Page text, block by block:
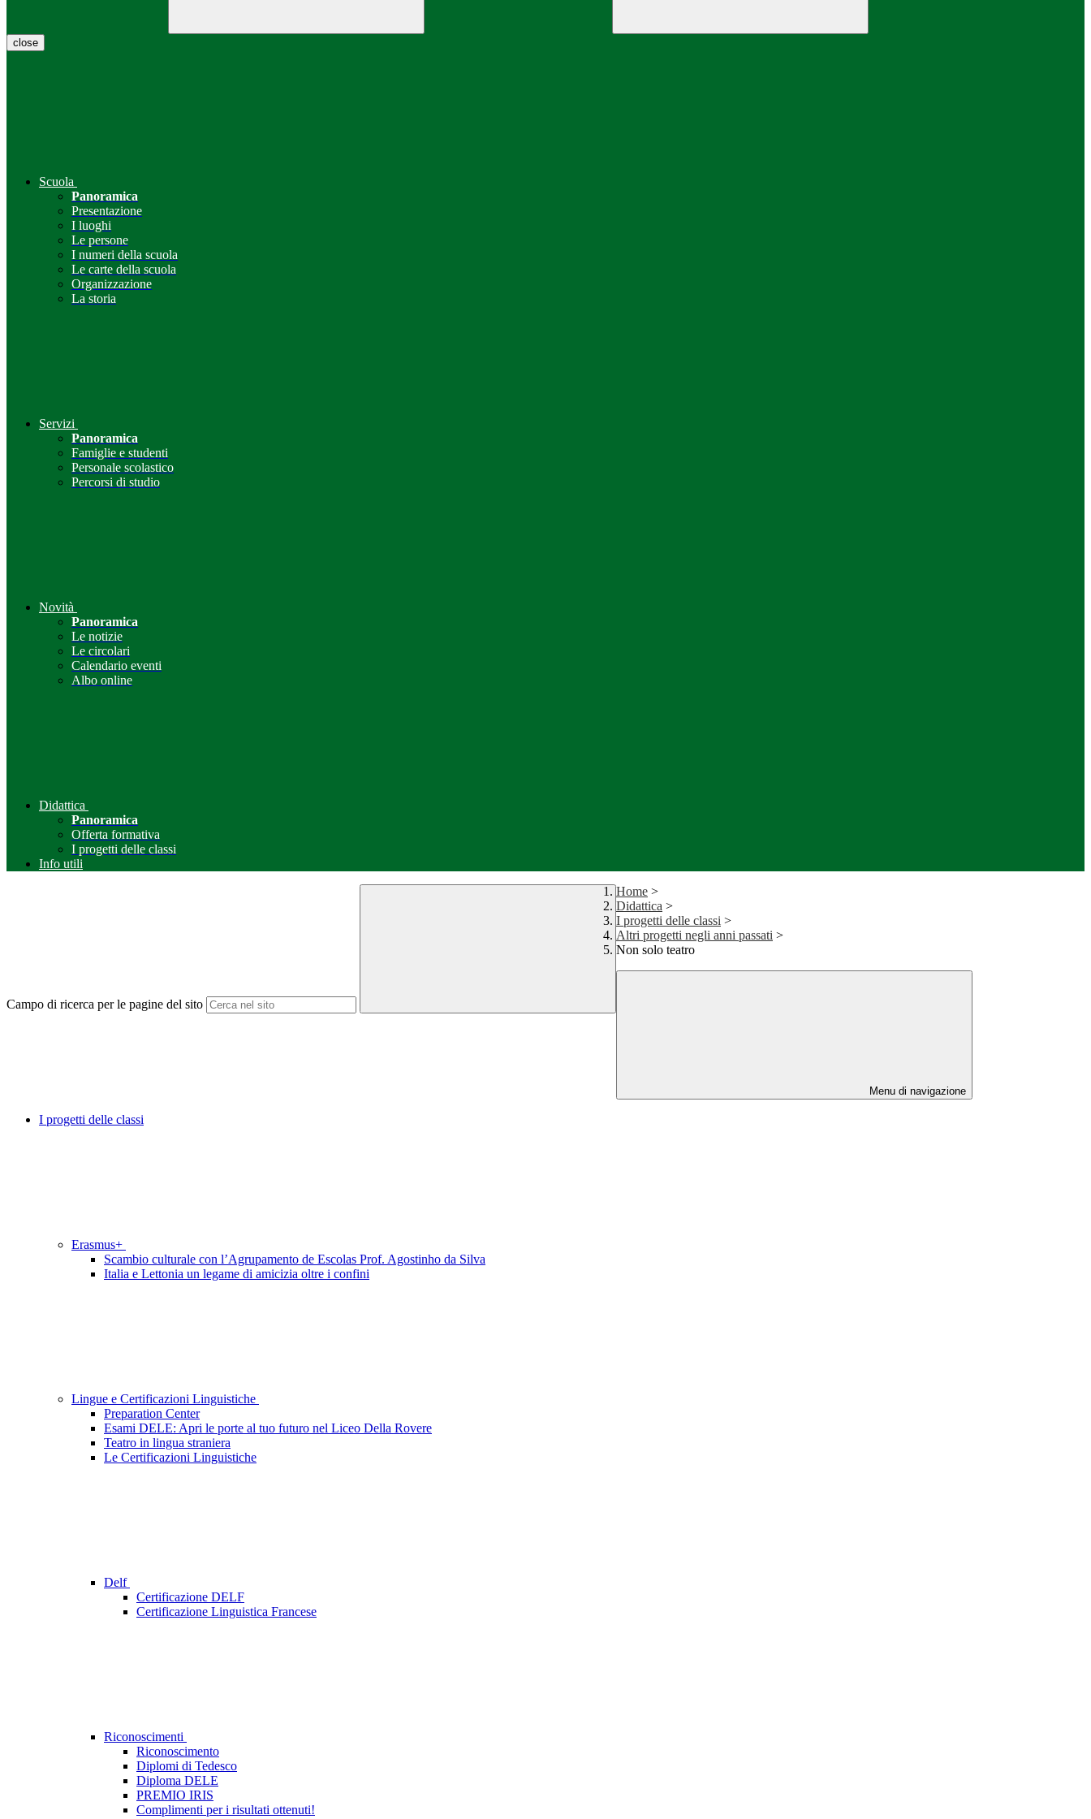
close
Scuola
Panoramica
Presentazione
I luoghi
Le persone
I numeri della scuola
Le carte della scuola
Organizzazione
La storia
Servizi
Panoramica
Famiglie e studenti
Personale scolastico
Percorsi di studio
Novità
Panoramica
Le notizie
Le circolari
Calendario eventi
Albo online
Didattica
Panoramica
Offerta formativa
I progetti delle classi
Info utili
Campo di ricerca per le pagine del sito
Home >
Didattica >
I progetti delle classi >
Altri progetti negli anni passati >
Non solo teatro
Menu di navigazione
I progetti delle classi
Erasmus+
Scambio culturale con l’Agrupamento de Escolas Prof. Agostinho da Silva
Italia e Lettonia un legame di amicizia oltre i confini
Lingue e Certificazioni Linguistiche
Preparation Center
Esami DELE: Apri le porte al tuo futuro nel Liceo Della Rovere
Teatro in lingua straniera
Le Certificazioni Linguistiche
Delf
Certificazione DELF
Certificazione Linguistica Francese
Riconoscimenti
Riconoscimento
Diplomi di Tedesco
Diploma DELE
PREMIO IRIS
Complimenti per i risultati ottenuti!